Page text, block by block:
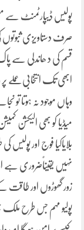
پولیس ڈیپارٹمنٹ سے
صرف دستاویزی ثبوتوں
قسم کی د ھاندلی سے
ابھی تک انتخابی عملے
وہاں موجود نہ ہوتا تو
بلایاکیا فوج اور پولیس
نہیں یقیناًضروری ہے
زور گھوڑوں اور
پولیو مہم جس طرح ملک